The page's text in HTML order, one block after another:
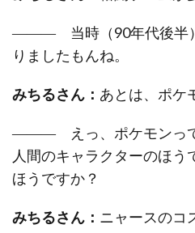
――― 当時（90年代後半
りましたもんね。
みちるさん： あとは、ポケ
――― えっ、ポケモンっ
人間のキャラクターのほ
ほうですか？
みちるさん： ニャースのコ